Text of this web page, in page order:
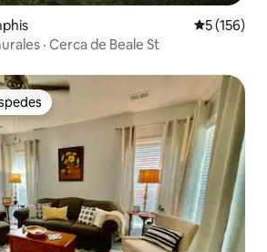
5 (156)
· Cerca de Beale St